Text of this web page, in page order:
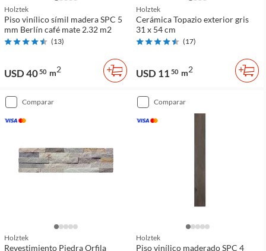
Holztek
Piso vinílico símil madera SPC 5
mm Berlín café mate 2.32 m2
(13)
USD 4050 m2
Holztek
Cerámica Topazio exterior gris
31 x 54 cm
(17)
USD 11 50 m2
comparar
Holztek
Revestimiento Piedra Orfila
comparar
Holztek
Piso vinílico maderado SPC 4